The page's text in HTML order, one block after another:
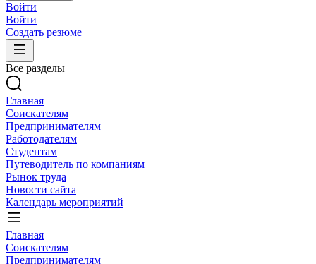
Войти
Войти
Создать резюме
Все разделы
Главная
Соискателям
Предпринимателям
Работодателям
Студентам
Путеводитель по компаниям
Рынок труда
Новости сайта
Календарь мероприятий
Главная
Соискателям
Предпринимателям